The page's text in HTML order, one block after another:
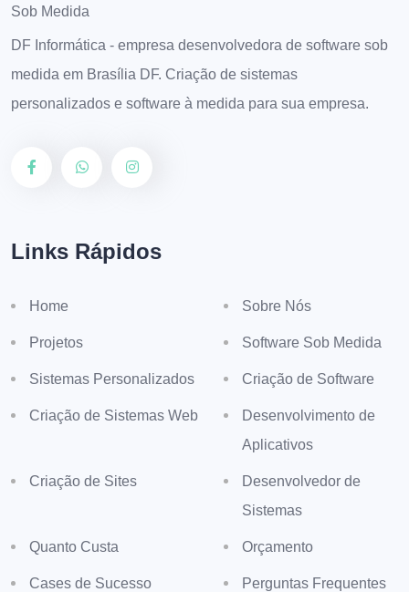
DF Informática - empresa desenvolvedora de software sob
medida em Brasília DF. Criação de sistemas
personalizados e software à medida para sua empresa.
Links Rápidos
Home Sobre Nós
Projetos Software Sob Medida
Sistemas Personalizados Criação de Software
Criação de Sistemas Web
Desenvolvimento de
Aplicativos
Criação de Sites
Desenvolvedor de
Sistemas
Quanto Custa Orçamento
Cases de Sucesso Perguntas Frequentes